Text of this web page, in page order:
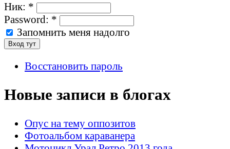
Ник: *
Password: *
Запомнить меня надолго
Восстановить пароль
Новые записи в блогах
Опус на тему оппозитов
Фотоальбом караванера